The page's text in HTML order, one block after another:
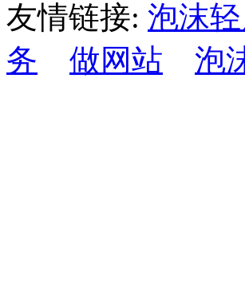
友情链接: 泡沫
务
做网站 泡